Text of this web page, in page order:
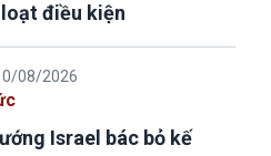
loạt điều kiện
08/2026
Israel bác bỏ kế